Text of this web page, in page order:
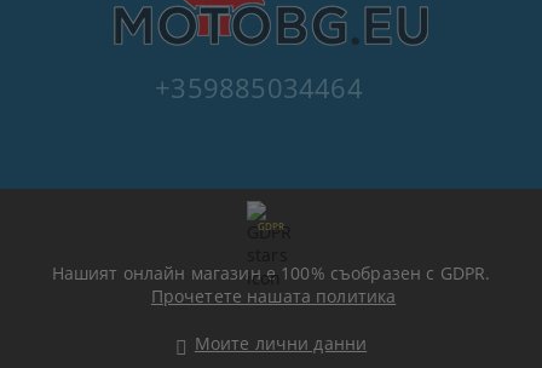
+359885034464
GDPR
Нашият онлайн магазин е 100% съобразен с GDPR.
Прочетете нашата политика
Моите лични данни